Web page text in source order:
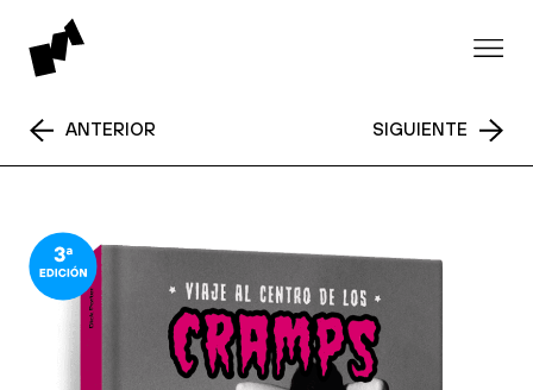
ANTERIOR SIGUIENTE